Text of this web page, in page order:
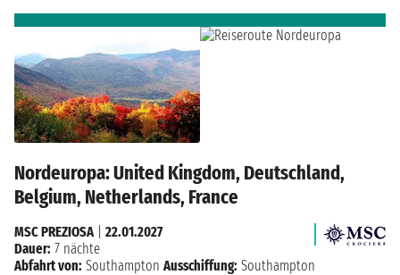
Nordeuropa: United Kingdom, Deutschland,
Belgium, Netherlands, France
MSC PREZIOSA| 22.01.2027
Dauer: 7 nächte
Abfahrt von: Southampton Ausschiffung: Southampton